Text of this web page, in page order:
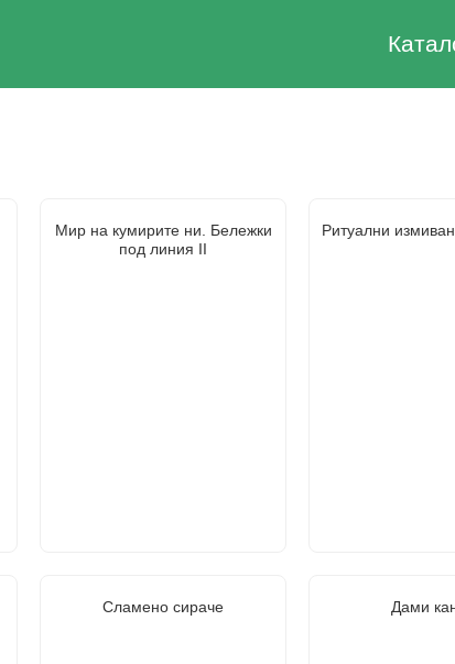
Мир на кумирите ни. Бележки
под линия II
Ритуални
Сламено сираче Дами